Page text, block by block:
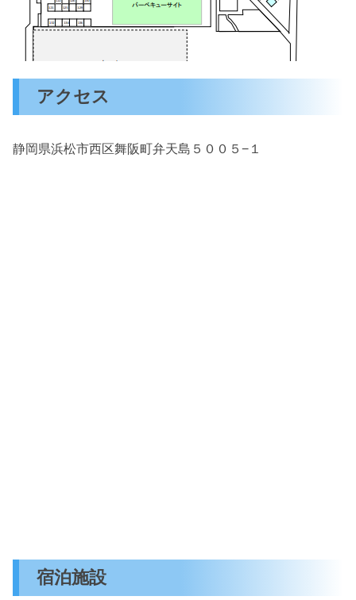
アクセス
静岡県浜松市西区舞阪町弁天島５００５−１
宿泊施設